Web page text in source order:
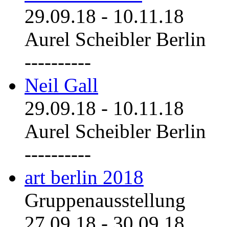
29.09.18 - 10.11.18
Aurel Scheibler Berlin
----------
Neil Gall
29.09.18 - 10.11.18
Aurel Scheibler Berlin
----------
art berlin 2018
Gruppenausstellung